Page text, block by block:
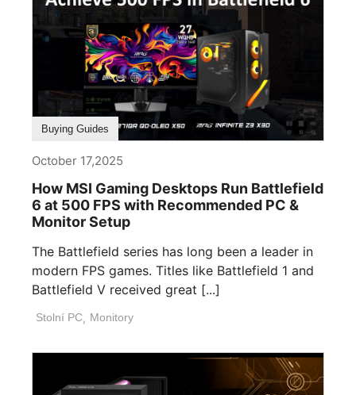
Buying Guides
October 17,2025
How MSI Gaming Desktops Run Battlefield
6 at 500 FPS with Recommended PC &
Monitor Setup
The Battlefield series has long been a leader in
modern FPS games. Titles like Battlefield 1 and
Battlefield V received great [...]
Stolní PC, Monitory